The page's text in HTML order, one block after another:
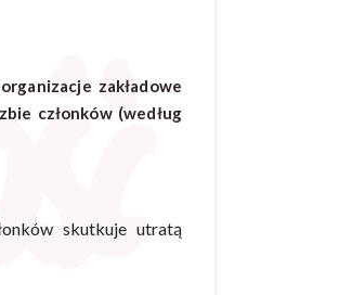
zakładowe
członków (według
skutkuje utratą